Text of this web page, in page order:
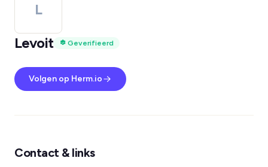
L
Levoit
Geverifieerd
Volgen op Herm.io
Contact & links